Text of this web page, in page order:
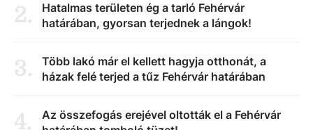
2.
Hatalmas területen ég a tarló Fehérvár
határában, gyorsan terjednek a lángok!
3.
Több lakó már el kellett hagyja otthonát, a
házak felé terjed a tűz Fehérvár határában
4.
Az összefogás erejével oltották el a Fehérvár